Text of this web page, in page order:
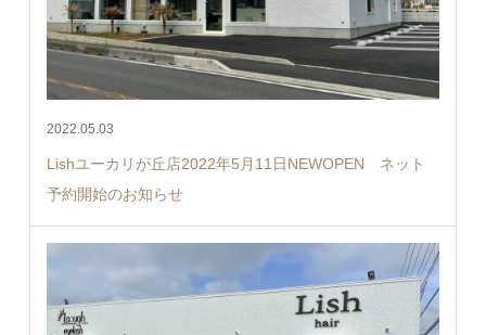
2022.05.03
Lishユーカリが丘店2022年5月11日NEWOPEN ネット
予約開始のお知らせ